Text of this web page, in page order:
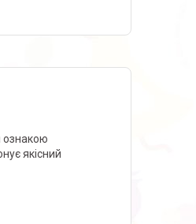
ознакою
якісний